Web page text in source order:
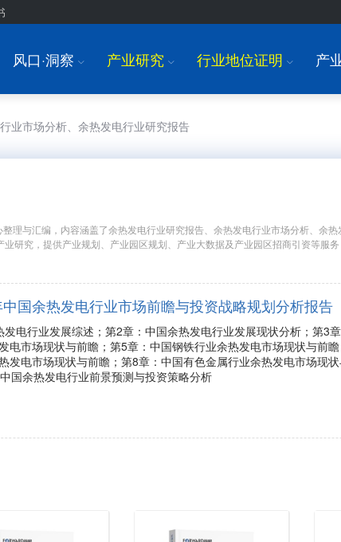
风口·洞察 I 产业研究 I 行业地位证明 I 产
业市场分析、余热发电行业研究报告
理与汇编，内容涵盖了余热发电行业研究报告、余热发电行业市场分析、余
研究，提供产业规划、产业园区规划、产业大数据及产业园区招商引资等服务
国余热发电行业市场前瞻与投资战略规划分析报告
发电行业发展综述；第2章：中国余热发电行业发展现状分析；第3
电市场现状与前瞻；第5章：中国钢铁行业余热发电市场现状与前
发电市场现状与前瞻；第8章：中国有色金属行业余热发电市场现
国余热发电行业前景预测与投资策略分析